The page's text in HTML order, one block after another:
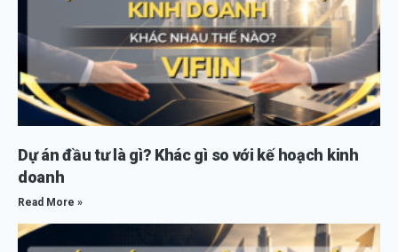
Dự án đầu tư là gì? Khác gì so với kế hoạch kinh
doanh
Read More »